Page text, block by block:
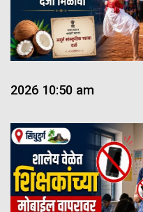
2026 10:50 am